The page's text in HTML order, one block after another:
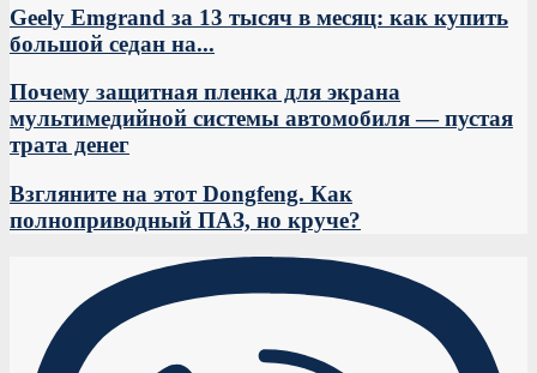
Geely Emgrand за 13 тысяч в месяц: как купить
большой седан на...
Почему защитная пленка для экрана
мультимедийной системы автомобиля — пустая
трата денег
Взгляните на этот Dongfeng. Как
полноприводный ПАЗ, но круче?